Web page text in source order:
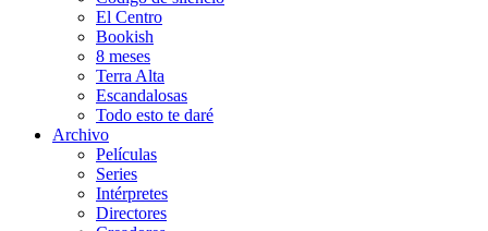
El Centro
Bookish
8 meses
Terra Alta
Escandalosas
Todo esto te daré
Archivo
Películas
Series
Intérpretes
Directores